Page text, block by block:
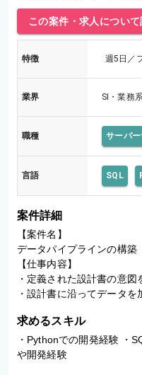
この案件・求人につい
特徴 週5日／
業界 SI・業務
職種 サーバ
言語 SQL
案件詳細
【案件名】
データパイプラインの構築
【仕事内容】
・定義された設計書の意図
・設計書に沿ってデータ
求めるスキル
・Pythonでの開発経験 ・
や開発経験